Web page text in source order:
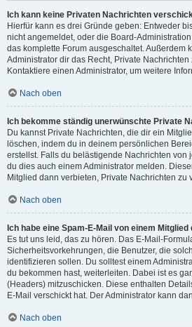
Ich kann keine Privaten Nachrichten
Hierfür kann es drei Gründe geben: Entweder
nicht angemeldet, oder die Board-
das komplette Forum ausgeschaltet. Außerdem
Administrator dir das Recht, Private
Kontaktiere einen Administrator, um weitere
Nach oben
Ich bekomme ständig unerwünschte Private
Du kannst Private Nachrichten, die dir ein
löschen, indem du in deinem persönlichen
erstellst. Falls du belästigende Nachrichten von
du dies auch einem Administrator melden.
Mitglied dann verbieten, Private Nachrichten zu
Nach oben
Ich habe eine Spam-E-Mail von einem
Es tut uns leid, das zu hören. Das E-Mail-
Sicherheitsvorkehrungen, die Benutzer, die
identifizieren sollen. Du solltest einem
du bekommen hast, weiterleiten. Dabei ist es
(Headers) mitzuschicken. Diese enthalten
E-Mail verschickt hat. Der Administrator kann
Nach oben